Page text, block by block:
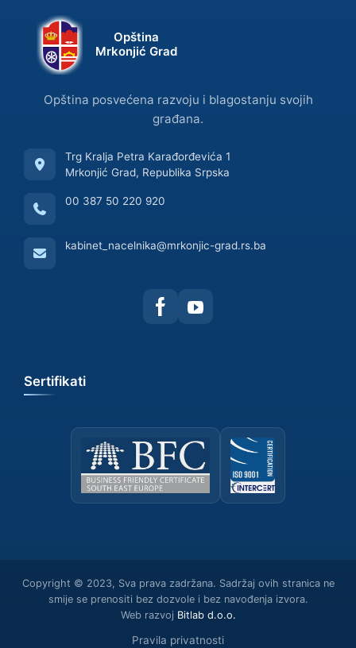
Opština
Mrkonjić Grad
Opština posvećena razvoju i blagostanju svojih
građana.
Trg Kralja Petra Karađorđevića 1
Mrkonjić Grad, Republika Srpska
00 387 50 220 920
kabinet_nacelnika@mrkonjic-grad.rs.ba
Sertifikati
Copyright © 2023, Sva prava zadržana. Sadržaj ovih stranica ne
smije se prenositi bez dozvole i bez navođenja izvora.
Web razvoj Bitlab d.о.о.
Pravila privatnosti